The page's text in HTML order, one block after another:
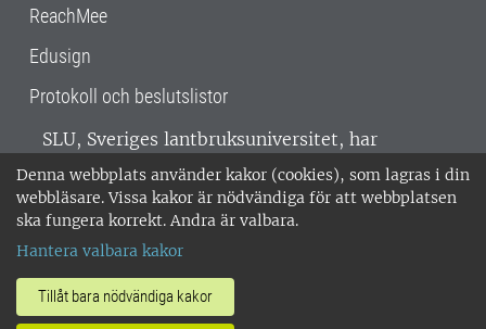
Denna webbplats använder kakor (cookies), som lagras i din
webbläsare. Vissa kakor är nödvändiga för att webbplatsen
ska fungera korrekt. Andra är valbara.
Hantera valbara kakor
Tillåt bara nödvändiga kakor
ReachMee
Edusign
Protokoll och beslutslistor
SLU, Sveriges lantbruksuniversitet, har
verksamhet över hela Sverige. Huvudorter är
Alnarp, Uppsala och Umeå.SLU är
miljöcertifierat enligt ISO 14001. •
018-67 10 00 • Org nr: 202100-2817 •
Om SLU:s webbplatser
•Hantera kakor•Behandling av